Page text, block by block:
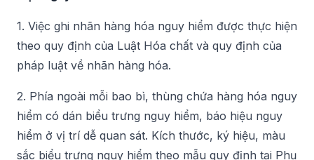
1. Việc ghi nhãn hàng hóa nguy hiểm được thực hiện
theo quy định của Luật Hóa chất và quy định của
pháp luật về nhãn hàng hóa.
2. Phía ngoài mỗi bao bì, thùng chứa hàng hóa nguy
hiểm có dán biểu trưng nguy hiểm, báo hiệu nguy
hiểm ở vị trí dễ quan sát. Kích thước, ký hiệu, màu
sắc biểu trưng nguy hiểm theo mẫu quy định tại Phụ